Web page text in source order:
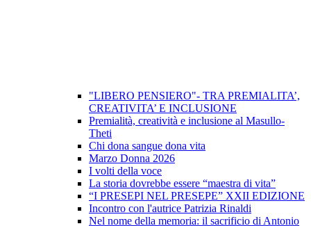
"LIBERO PENSIERO"- TRA PREMIALITA’,
CREATIVITA’ E INCLUSIONE
Premialità, creatività e inclusione al Masullo-
Theti
Chi dona sangue dona vita
Marzo Donna 2026
I volti della voce
La storia dovrebbe essere “maestra di vita”
“I PRESEPI NEL PRESEPE” XXII EDIZIONE
Incontro con l'autrice Patrizia Rinaldi
Nel nome della memoria: il sacrificio di Antonio